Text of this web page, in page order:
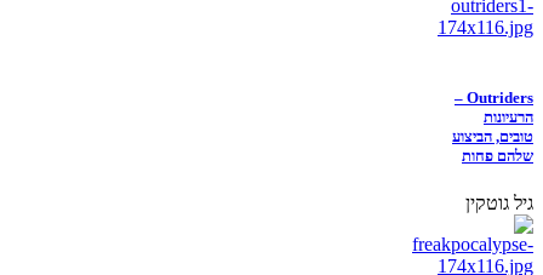
Outriders –
הרעיונות
טובים, הביצוע
שלהם פחות
גיל גוטקין